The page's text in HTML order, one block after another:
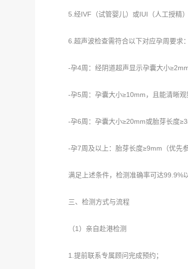
5.经IVF（试管婴儿）或IUI（人工授精）
6.超声波检查需符合以下对应孕周要求：
-孕4周：经阴道超声显示孕囊大小≥2mm
-孕5周：孕囊大小≥10mm，且能清晰观
-孕6周：孕囊大小≥20mm或胎芽长度
-孕7周及以上：胎芽长度≥9mm（优先参
满足上述条件，检测准确率可达99.9%以
三、检测方式与流程
（1）亲自赴港检测
1.提前联系专属顾问完成预约；